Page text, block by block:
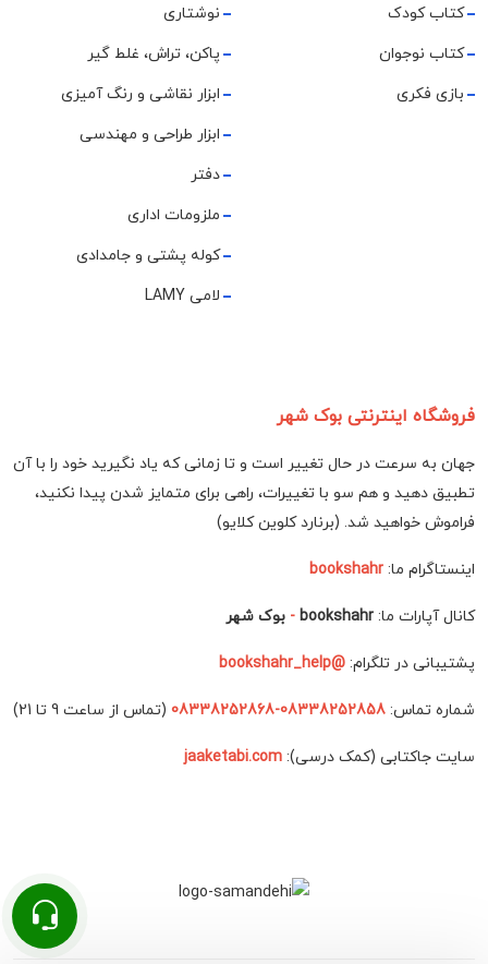
کتاب کودک
کتاب نوجوان
بازی فکری
نوشتاری
پاکن، تراش، غلط گیر
ابزار نقاشی و رنگ آمیزی
ابزار طراحی و مهندسی
دفتر
ملزومات اداری
کوله پشتی و جامدادی
لامی LAMY
فروشگاه اینترنتی بوک شهر
جهان به سرعت در حال تغییر است و تا زمانی که یاد نگیرید خود را با آن
تطبیق دهید و هم سو با تغییرات، راهی برای متمایز شدن پیدا نکنید،
فراموش خواهید شد. (برنارد کلوین کلایو)
اینستاگرام ما: bookshahr
کانال آپارات ما: bookshahr
- بوک شهر
پشتیبانی در تلگرام: @bookshahr_help
شماره تماس: 08338252858-08338252868 (تماس از ساعت 9 تا 21)
سایت جاکتابی (کمک درسی): jaaketabi.com